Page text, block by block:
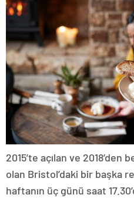
2015’te açılan ve 2018’den
olan Bristol’daki bir başka
haftanın üç günü saat